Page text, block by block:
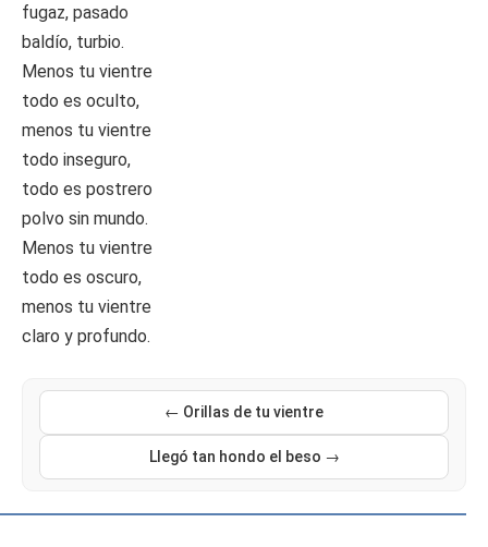
fugaz, pasado
baldío, turbio.
Menos tu vientre
todo es oculto,
menos tu vientre
todo inseguro,
todo es postrero
polvo sin mundo.
Menos tu vientre
todo es oscuro,
menos tu vientre
claro y profundo.
← Orillas de tu vientre
Llegó tan hondo el beso →